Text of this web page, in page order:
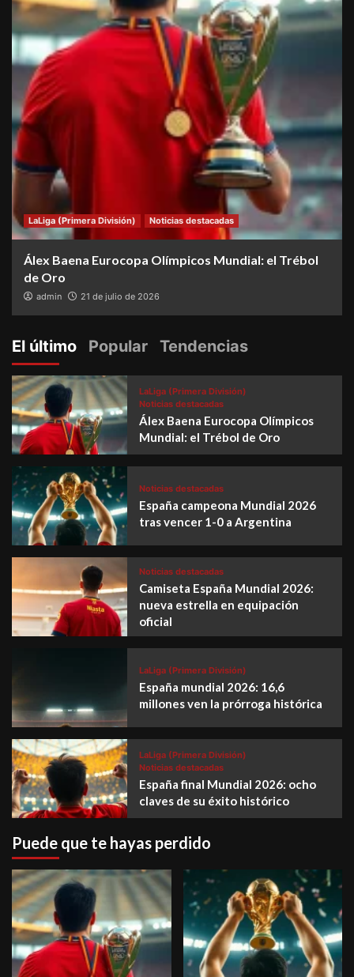
LaLiga (Primera División) Noticias destacadas
Álex Baena Eurocopa Olímpicos Mundial: el Trébol
de Oro
admin 21 de julio de 2026
El último Popular Tendencias
LaLiga (Primera División)
Noticias destacadas
Álex Baena Eurocopa Olímpicos
Mundial: el Trébol de Oro
Noticias destacadas
España campeona Mundial 2026
tras vencer 1-0 a Argentina
Noticias destacadas
Camiseta España Mundial 2026:
nueva estrella en equipación
oficial
LaLiga (Primera División)
España mundial 2026: 16,6
millones ven la prórroga histórica
LaLiga (Primera División)
Noticias destacadas
España final Mundial 2026: ocho
claves de su éxito histórico
Puede que te hayas perdido